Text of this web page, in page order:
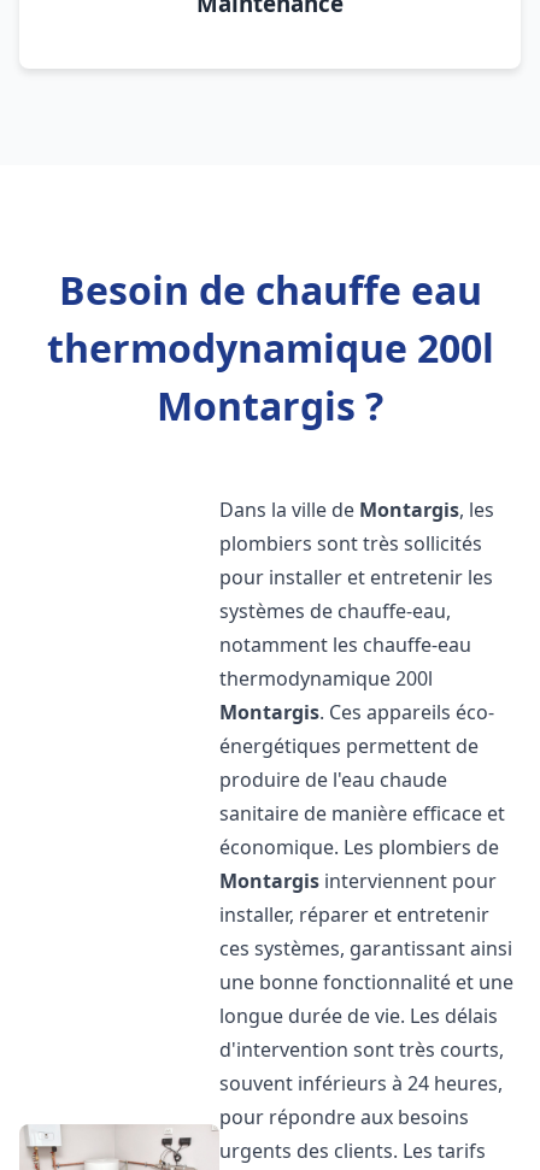
Besoin de chauffe eau
thermodynamique 200l
Montargis ?
Dans la ville de Montargis, les
plombiers sont très sollicités
pour installer et entretenir les
systèmes de chauffe-eau,
notamment les chauffe-eau
thermodynamique 200l
Montargis. Ces appareils éco-
énergétiques permettent de
produire de l'eau chaude
sanitaire de manière efficace et
économique. Les plombiers de
Montargis interviennent pour
installer, réparer et entretenir
ces systèmes, garantissant ainsi
une bonne fonctionnalité et une
longue durée de vie. Les délais
d'intervention sont très courts,
souvent inférieurs à 24 heures,
pour répondre aux besoins
urgents des clients. Les tarifs